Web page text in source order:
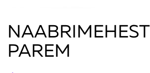
NAABRIMEHEST
PAREM